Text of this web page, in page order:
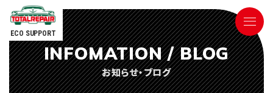
ECO SUPPORT
Tel.090-9498-3843
電話対応時間 ／ 9:00〜18:00
INFOMATION / BLOG
お知らせ・ブログ